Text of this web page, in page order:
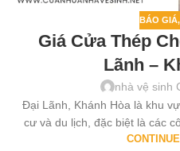
BÁO GIÁ,
Giá Cửa Thép
Lãnh –
nhà vệ sinh
Đại Lãnh, Khánh Hòa là khu
cư và du lịch, đặc biệt là các